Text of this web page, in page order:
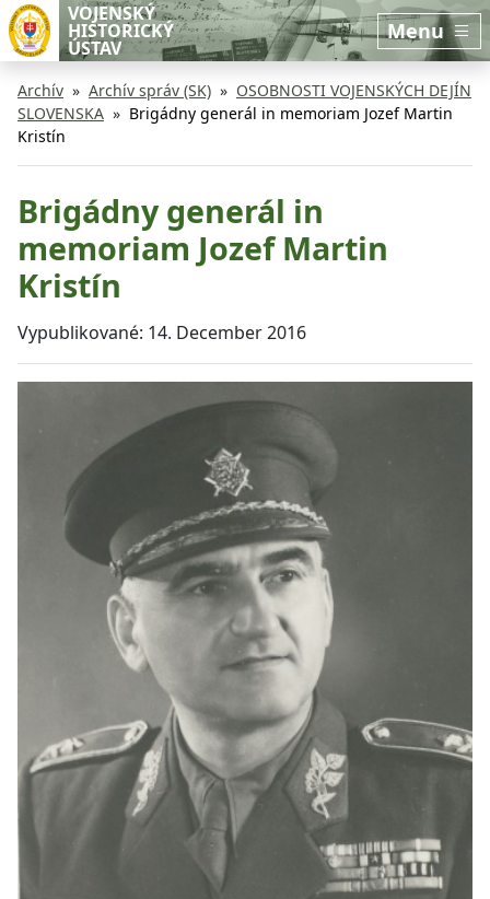
Preskočiť na hlavný obsah
Preskočiť na bočnú lištu
VOJENSKÝ
HISTORICKÝ
ÚSTAV
Menu
Archív Archív správ (SK)
OSOBNOSTI VOJENSKÝCH DEJÍN
SLOVENSKA
Brigádny generál in memoriam Jozef Martin
Kristín
Brigádny generál in
memoriam Jozef Martin
Kristín
Vypublikované: 14. December 2016